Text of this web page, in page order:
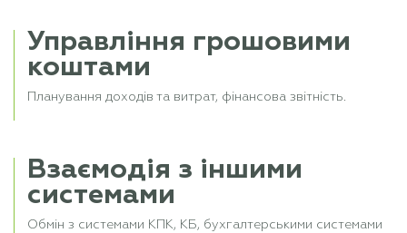
Управління грошовими
коштами
Планування доходів та витрат, фінансова звітність.
Взаємодія з іншими
системами
Обмін з системами КПК, КБ, бухгалтерськими системами